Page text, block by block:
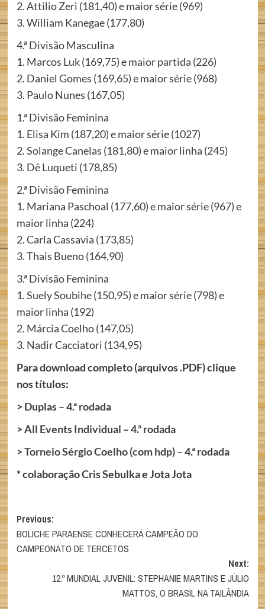
2. Attilio Zeri (181,40) e maior série (969)
3. William Kanegae (177,80)
4.ª Divisão Masculina
1. Marcos Luk (169,75) e maior partida (226)
2. Daniel Gomes (169,65) e maior série (968)
3. Paulo Nunes (167,05)
1.ª Divisão Feminina
1. Elisa Kim (187,20) e maior série (1027)
2. Solange Canelas (181,80) e maior linha (245)
3. Dê Luqueti (178,85)
2.ª Divisão Feminina
1. Mariana Paschoal (177,60) e maior série (967) e
maior linha (224)
2. Carla Cassavia (173,85)
3. Thais Bueno (164,90)
3.ª Divisão Feminina
1. Suely Soubihe (150,95) e maior série (798) e
maior linha (192)
2. Márcia Coelho (147,05)
3. Nadir Cacciatori (134,95)
Para download completo (arquivos .PDF) clique
nos títulos:
> Duplas – 4.ª rodada
>All Events Individual – 4.ª rodada
>Torneio Sérgio Coelho (com hdp) – 4.ª rodada
* colaboração Cris Sebulka e Jota Jota
Post
navigation
Previous:
BOLICHE PARAENSE CONHECERÁ CAMPEÃO DO
CAMPEONATO DE TERCETOS
Next:
12.º MUNDIAL JUVENIL: STEPHANIE MARTINS E JÚLIO
MATTOS, O BRASIL NA TAILÂNDIA